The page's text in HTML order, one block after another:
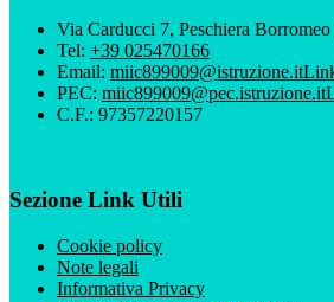
Via Carducci 7, Peschiera
Tel: +39 025470166
Email: miic899009@istruzione.it
PEC: miic899009@pec.istruzione.it
C.F.: 97357220157
Sezione Link Utili
Cookie policy
Note legali
Informativa Privacy